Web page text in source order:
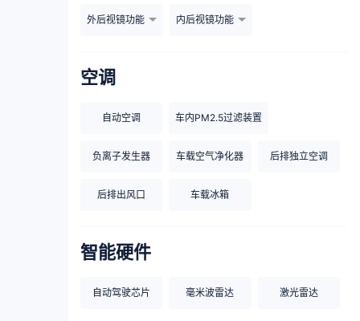
外后视镜功能 内后视镜功能
空调
自动空调 车内PM2.5过滤装置
负离子发生器 车载空气净化器 后排独立空调
后排出风口 车载冰箱
智能硬件
自动驾驶芯片 毫米波雷达 激光雷达